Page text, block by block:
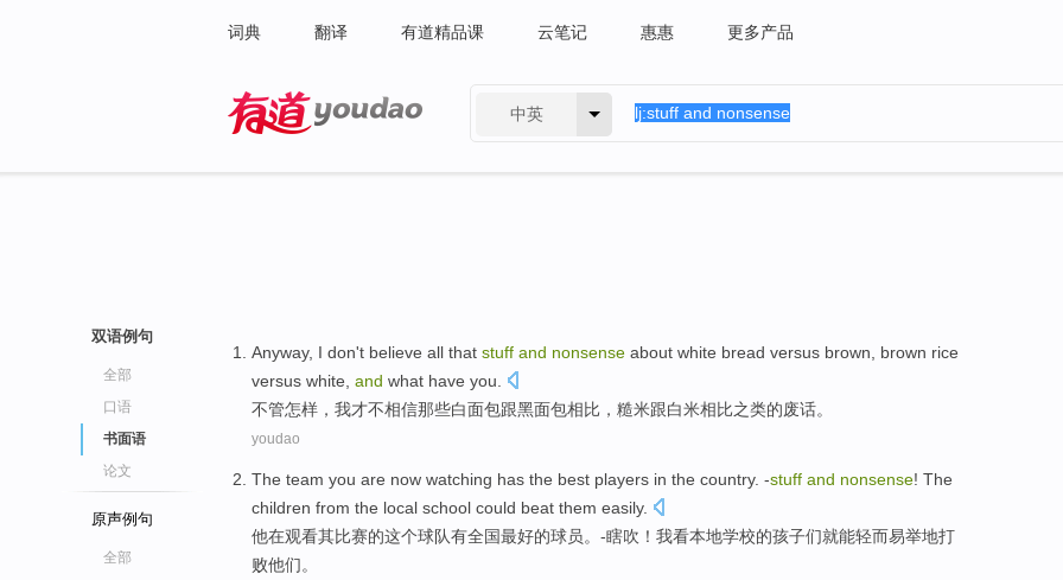
词典 翻译 有道精品课 云笔记 惠惠 更多产品
中英
双语例句
全部
口语
书面语
论文
原声例句
全部
Anyway, I don't believe all that stuff and nonsense about white bread versus brown brown rice
versus white, and what have you.
不管怎样 ， 我才不相信那些白面包跟黑面包相比 ， 糙米跟白米相比之类的废话。
youdao
The team you are now watching has the best players in the country. -stuff and nonsense! The
children from the local school could beat them easily.
他在观看其比赛的这个球队有全国最好的球员。-瞎吹 ！我看本地学校的孩子们就能轻而易举地打
败他们。